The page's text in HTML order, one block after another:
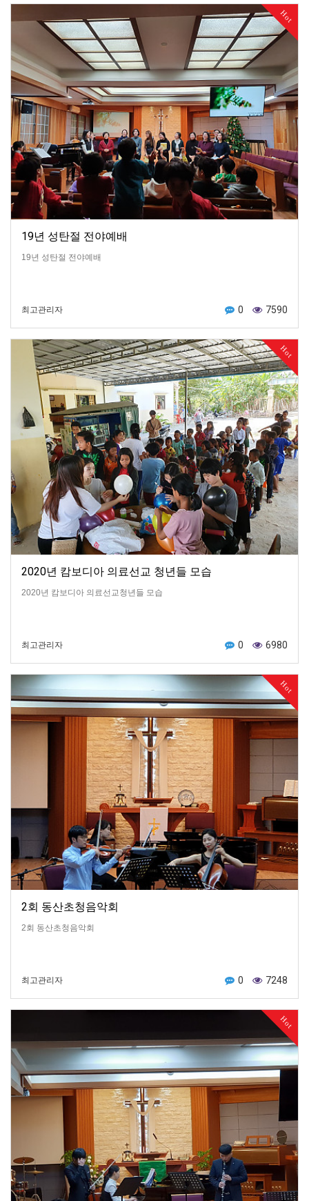
Hot
19년 성탄절 전야예배
19년 성탄절 전야예배
최고관리자 0 7590
Hot
2020년 캄보디아 의료선교 청년들 모습
2020년 캄보디아 의료선교청년들 모습
최고관리자 0 6980
Hot
2회 동산초청음악회
2회 동산초청음악회
최고관리자 0 7248
Hot